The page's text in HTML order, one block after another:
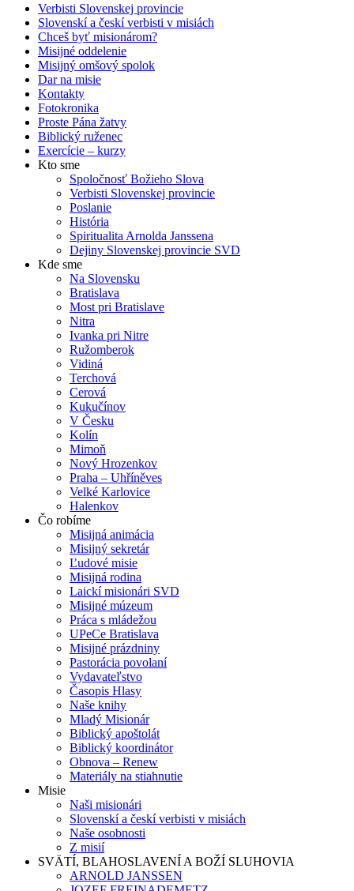
Verbisti Slovenskej provincie
Slovenskí a českí verbisti v misiách
Chceš byť misionárom?
Misijné oddelenie
Misijný omšový spolok
Dar na misie
Kontakty
Fotokronika
Proste Pána žatvy
Biblický ruženec
Exercície – kurzy
Kto sme
Spoločnosť Božieho Slova
Verbisti Slovenskej provincie
Poslanie
História
Spiritualita Arnolda Janssena
Dejiny Slovenskej provincie SVD
Kde sme
Na Slovensku
Bratislava
Most pri Bratislave
Nitra
Ivanka pri Nitre
Ružomberok
Vidiná
Terchová
Cerová
Kukučínov
V Česku
Kolín
Mimoň
Nový Hrozenkov
Praha – Uhříněves
Velké Karlovice
Halenkov
Čo robíme
Misijná animácia
Misijný sekretár
Ľudové misie
Misijná rodina
Laickí misionári SVD
Misijné múzeum
Práca s mládežou
UPeCe Bratislava
Misijné prázdniny
Pastorácia povolaní
Vydavateľstvo
Časopis Hlasy
Naše knihy
Mladý Misionár
Biblický apoštolát
Biblický koordinátor
Obnova – Renew
Materiály na stiahnutie
Misie
Naši misionári
Slovenskí a českí verbisti v misiách
Naše osobnosti
Z misií
SVÄTÍ, BLAHOSLAVENÍ A BOŽÍ SLUHOVIA
ARNOLD JANSSEN